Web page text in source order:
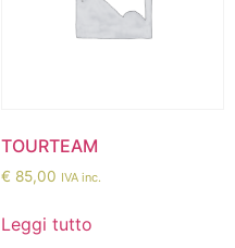
TOURTEAM
€ 85,00 IVA inc.
Leggi tutto